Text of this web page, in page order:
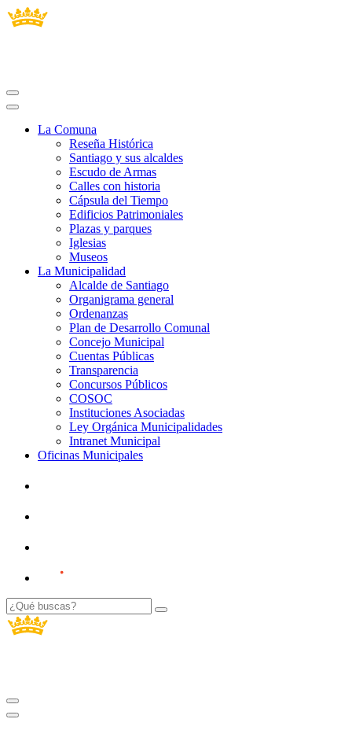
La Comuna
Reseña Histórica
Santiago y sus alcaldes
Escudo de Armas
Calles con historia
Cápsula del Tiempo
Edificios Patrimoniales
Plazas y parques
Iglesias
Museos
La Municipalidad
Alcalde de Santiago
Organigrama general
Ordenanzas
Plan de Desarrollo Comunal
Concejo Municipal
Cuentas Públicas
Transparencia
Concursos Públicos
COSOC
Instituciones Asociadas
Ley Orgánica Municipalidades
Intranet Municipal
Oficinas Municipales